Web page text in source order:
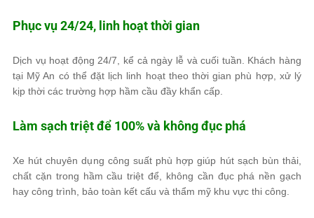
Phục vụ 24/24, linh hoạt thời gian
Dịch vụ hoạt động 24/7, kể cả ngày lễ và cuối tuần. Khách hàng
tại Mỹ An có thể đặt lịch linh hoạt theo thời gian phù hợp, xử lý
kịp thời các trường hợp hầm cầu đầy khẩn cấp.
Làm sạch triệt để 100% và không đục phá
Xe hút chuyên dụng công suất phù hợp giúp hút sạch bùn thải,
chất cặn trong hầm cầu triệt để, không cần đục phá nền gạch
hay công trình, bảo toàn kết cấu và thẩm mỹ khu vực thi công.